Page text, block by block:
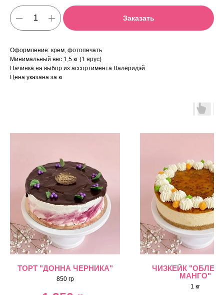
Заказать
Оформление: крем, фотопечать
Минимальный вес 1,5 кг (1 ярус)
Начинка на выбор из ассортимента Валеридэй
Цена указана за кг
ТОРТ "ДОННА ЧЕРНИКА"
850 гр
ЧИЗКЕЙК
МАНГО"
1 кг